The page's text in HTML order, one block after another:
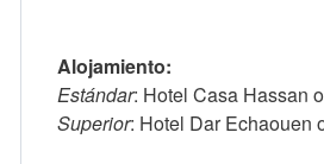
Alojamiento:
Estándar: Hotel Casa Hassan
Superior: Hotel Dar Echaouen